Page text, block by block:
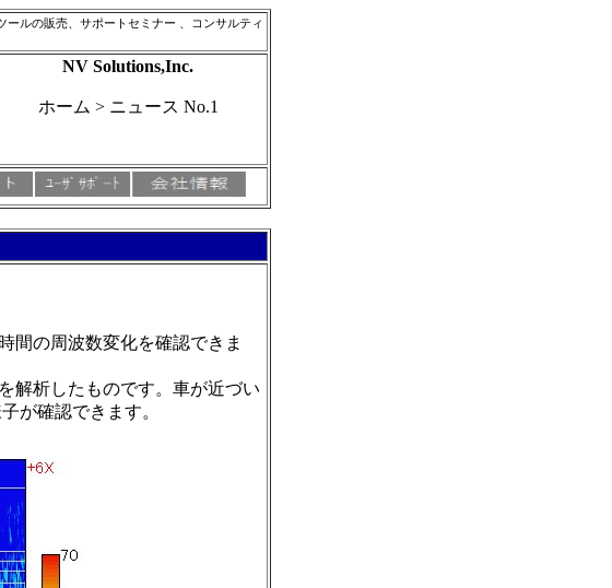
ールの販売、サポートセミナー 、コンサルティ
NV Solutions,Inc.
ホーム > ニュース No.1
間の周波数変化を確認できま
解析したものです。車が近づい
が確認できます。